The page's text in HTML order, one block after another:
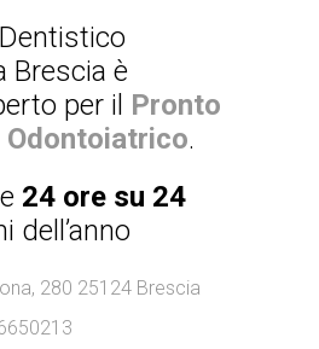
Brescia è
per il Pronto
.
24 ore su 24
dell’anno
280 25124 Brescia